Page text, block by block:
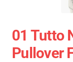
01 Tutto
Pullover